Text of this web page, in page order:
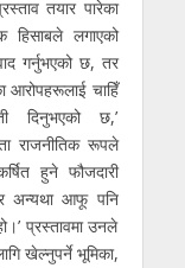
तयार पारेका
हिसाबले लगाएको
गर्नुभएको छ, तर
आरोपहरूलाई चाहिँ
दिनुभएको छ,’
राजनीतिक रूपले
हुने फौजदारी
अन्यथा आफू पनि
प्रस्तावमा उनले
खेल्नुपर्ने भूमिका,